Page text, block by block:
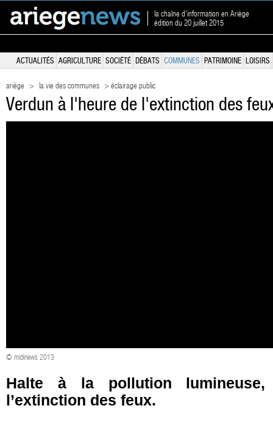
la chaîne d'information en Ariège
édition du 20 juillet 2015
ACTUALITÉS AGRICULTURE SOCIÉTÉ DÉBATS COMMUNES PATRIMOINE LOISIRS
ariège > la vie des communes > éclairage public
Verdun à l'heure de l'extinction des
© midinews 2013
Halte à la pollution lumineuse,
l’extinction des feux.